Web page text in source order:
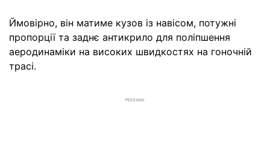
Ймовірно, він матиме кузов із навісом, потужні
пропорції та заднє антикрило для поліпшення
аеродинаміки на високих швидкостях на гоночній
трасі.
РЕКЛАМА